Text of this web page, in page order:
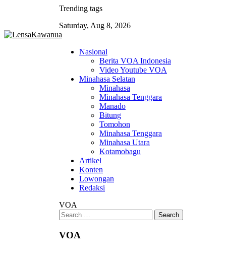
Trending tags
Saturday, Aug 8, 2026
Nasional
Berita VOA Indonesia
Video Youtube VOA
Minahasa Selatan
Minahasa
Minahasa Tenggara
Manado
Bitung
Tomohon
Minahasa Tenggara
Minahasa Utara
Kotamobagu
Artikel
Konten
Lowongan
Redaksi
VOA
Search
for:
VOA